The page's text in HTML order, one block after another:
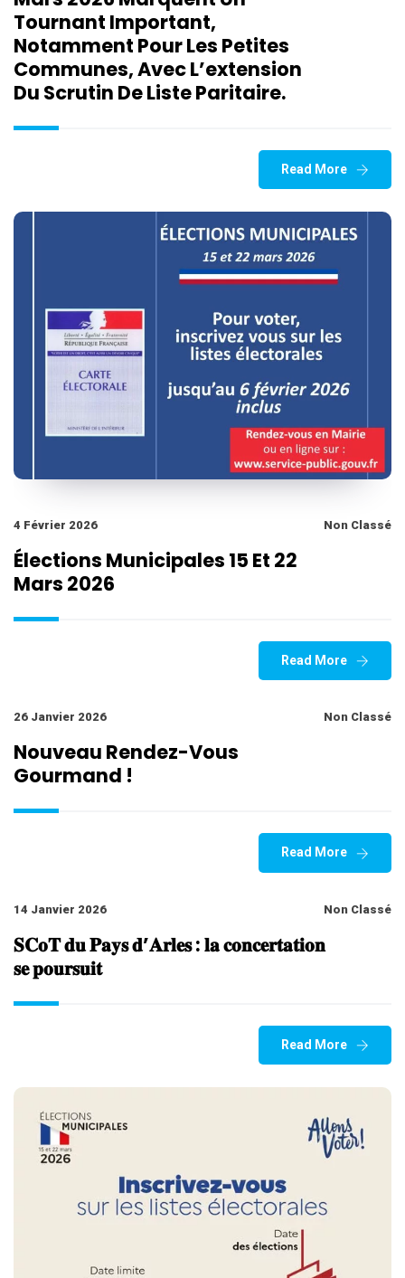
Tournant Important,
Notamment Pour Les Petites
Communes, Avec L’extension
Du Scrutin De Liste Paritaire.
Read More
4 Février 2026 Non Classé
Élections Municipales 15 Et 22
Mars 2026
Read More
26 Janvier 2026 Non Classé
Nouveau Rendez-Vous
Gourmand !
Read More
14 Janvier 2026 Non Classé
𝐒𝐂𝐨𝐓 𝐝𝐮 𝐏𝐚𝐲𝐬 𝐝’𝐀𝐫𝐥𝐞𝐬 : 𝐥𝐚 𝐜𝐨𝐧𝐜𝐞𝐫𝐭𝐚𝐭𝐢𝐨𝐧
𝐬𝐞 𝐩𝐨𝐮𝐫𝐬𝐮𝐢𝐭
Read More